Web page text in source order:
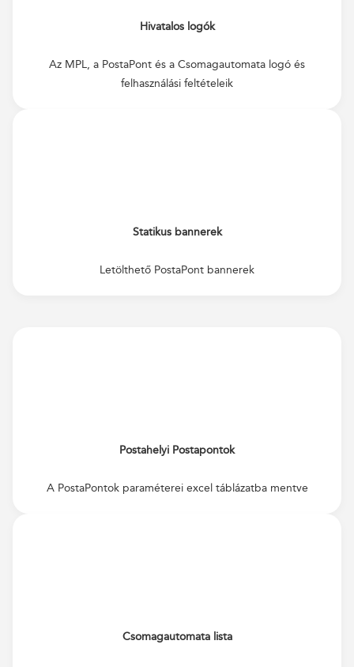
Hivatalos logók
Az MPL, a PostaPont és a Csomagautomata logó és
felhasználási feltételeik
Statikus bannerek
Letölthető PostaPont bannerek
Postahelyi Postapontok
A PostaPontok paraméterei excel táblázatba mentve
Csomagautomata lista